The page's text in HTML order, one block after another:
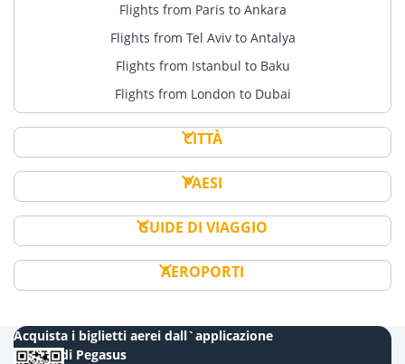
Flights from Paris to Ankara
Flights from Tel Aviv to Antalya
Flights from Istanbul to Baku
Flights from London to Dubai
CITTÀ
PAESI
GUIDE DI VIAGGIO
AEROPORTI
Acquista i biglietti aerei dall`applicazione
mobile di Pegasus